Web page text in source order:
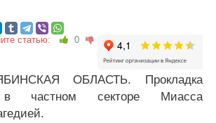
статью: 0
ОБЛАСТЬ. Прокладка
в частном секторе Миасса